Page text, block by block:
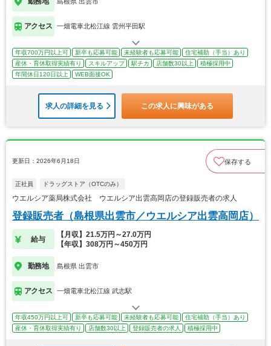
アクセス 一畑電車北松江線 雲州平田駅
年収700万円以上可 新卒も応募可能 未経験者も応募可能
住宅補助（手当）あり
産休・育休取得実績有り
スキルアップ 駅チカ 店舗数30以上
積極採用中
年間休日120日以上
WEB面接OK
求人の詳細を見る この求人に興味がある
更新日：2026年6月18日 保存する
正社員 ドラッグストア（OTCのみ）
ウエルシア薬局株式会社 ウエルシア出雲高岡店の登録販売者の求人
登録販売者（島根県出雲市／ウエルシア出雲高岡店）
給与
【月収】21.5万円～27.0万円
【年収】308万円～450万円
勤務地 島根県 出雲市
アクセス 一畑電車北松江線 武志駅
年収450万円以上可 新卒も応募可能 未経験者も応募可能
住宅補助（手当）あり
産休・育休取得実績有り
店舗数30以上 登録販売者の求人 積極採用中